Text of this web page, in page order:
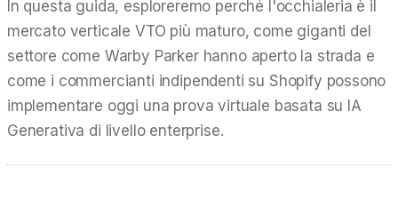
In questa guida, esploreremo perché l'occhialeria è il
mercato verticale VTO più maturo, come giganti del
settore come Warby Parker hanno aperto la strada e
come i commercianti indipendenti su Shopify possono
implementare oggi una prova virtuale basata su IA
Generativa di livello enterprise.